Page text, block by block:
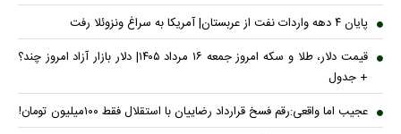
پایان ۴ دهه واردات نفت از عربستان| آمریکا به سراغ ونزوئلا رفت
قیمت دلار، طلا و سکه امروز جمعه ۱۶ مرداد ۱۴۰۵| دلار بازار آزاد امروز چند؟
+ جدول
عجیب اما واقعی:رقم فسخ قرارداد رضاییان با استقلال فقط ۱۰۰میلیون تومان!